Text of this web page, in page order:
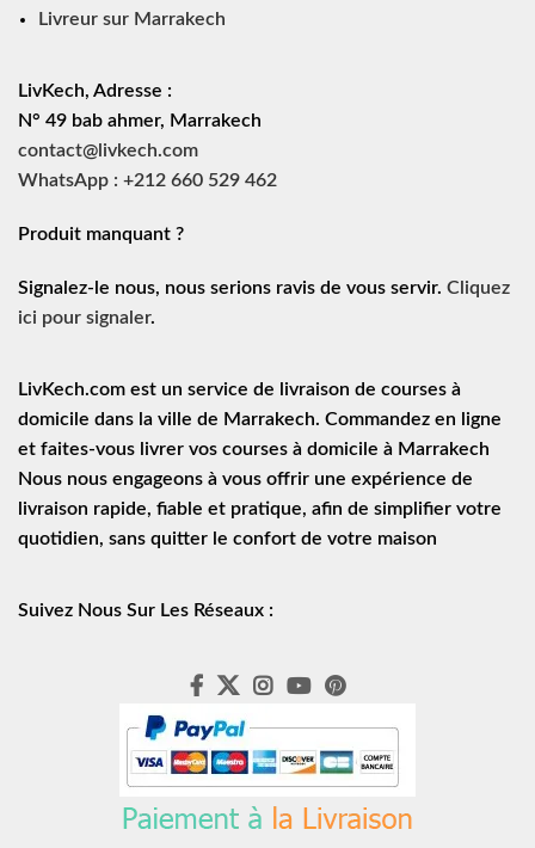
Livreur sur Marrakech
LivKech, Adresse :
N° 49 bab ahmer, Marrakech
contact@livkech.com
WhatsApp : +212 660 529 462
Produit manquant ?
Signalez-le nous, nous serions ravis de vous servir. Cliquez
ici pour signaler.
LivKech.com est un service de
livraison de courses à
domicile dans la ville de Marrakech. Commandez en ligne
et faites-vous livrer vos courses à domicile à Marrakech
Nous nous engageons à vous offrir une expérience de
livraison rapide, fiable et pratique, afin de simplifier votre
quotidien, sans quitter le confort de votre maison
Suivez Nous Sur Les Réseaux :